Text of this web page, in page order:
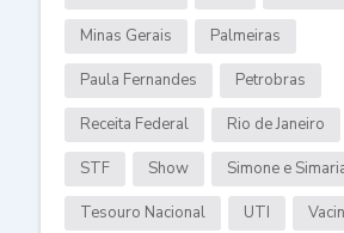
Minas Gerais Palmeiras
Paula Fernandes Petrobras
Receita Federal Rio de Janeiro
STF Show Simone e
Tesouro Nacional UTI